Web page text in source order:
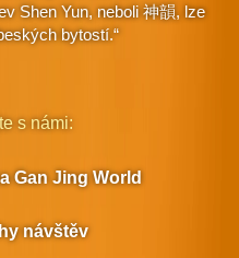
Shen Yun, neboli 神韻, lze
bytostí.“
s námi:
Gan Jing World
návštěv